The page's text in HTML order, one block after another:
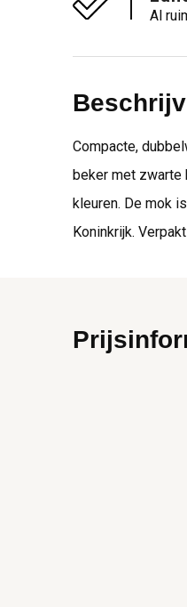
Al
Compacte,
beker met zwarte
kleuren. De mok
Koninkrijk.